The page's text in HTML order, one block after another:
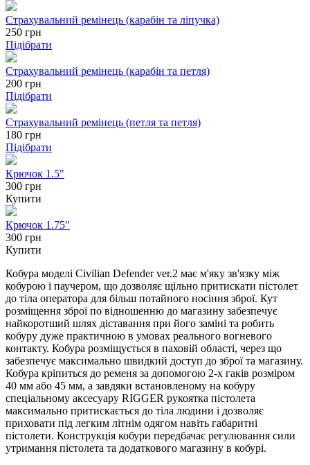
Страхувальний ремінець (карабін та ліпучка)
250 грн
Підібрати
Страхувальний ремінець (карабін та петля)
200 грн
Підібрати
Страхувальний ремінець (петля та петля)
180 грн
Підібрати
Крючок 1.5"
300 грн
Купити
Крючок 1.75"
300 грн
Купити
Кобура моделі Civilian Defender ver.2 має м'яку зв'язку між
кобурою і паучером, що дозволяє щільно притискати пістолет
до тіла оператора для більш потайного носіння зброї. Кут
розміщення зброї по відношенню до магазину забезпечує
найкоротший шлях діставання при його заміні та робить
кобуру дуже практичною в умовах реального вогневого
контакту. Кобура розміщується в паховій області, через що
забезпечує максимально швидкий доступ до зброї та магазину.
Кобура кріпиться до ременя за допомогою 2-х гаків розміром
40 мм або 45 мм, а завдяки встановленому на кобуру
спеціальному аксесуару RIGGER рукоятка пістолета
максимально притискається до тіла людини і дозволяє
приховати під легким літнім одягом навіть габаритні
пістолети. Конструкція кобури передбачає регулювання сили
утримання пістолета та додаткового магазину в кобурі.